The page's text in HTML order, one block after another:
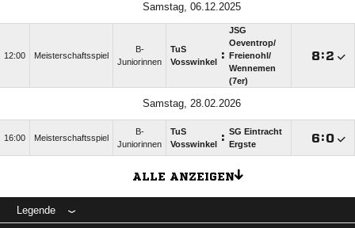
Samstag, 06.12.2025
12:00 Meisterschaftsspiel
B-
Juniorinnen
TuS
Vosswinkel
:
JSG
Oeventrop/​
Freienohl/​
Wennemen
(7er)
:
Samstag, 28.02.2026
16:00 Meisterschaftsspiel
B-
Juniorinnen
TuS
Vosswinkel
: SG Eintracht
Ergste
:
ALLE ANZEIGEN
Legende